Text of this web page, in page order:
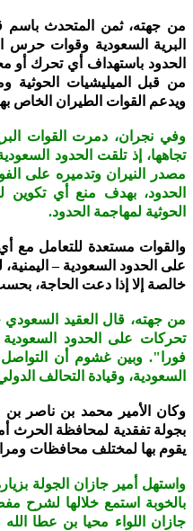
من جهته، ثمن المتحدث باسم
البرية السعودية وقوات حرس
الحدود باستهداف أي تحرك أو
من قبل الميليشيات
ويدعم القوات الطيران الخاص
وفي نجران، دمرت القوات
تجاهها، إذ تلقت الحدود
مصدر النيران وتدميره على
الحدود، بهدف منع أي تكوين
الحوثية لمهاجمة الحدود.
والقوات مستعدة للتعامل مع
على الحدود السعودية –
خالصة إلا إذا دعت الحاجة،
من جهته، قال العقيد
تحركات على الحدود
فورا". وبين غشوم أن
السعودية، وقيادة التحالف
وكان الأمير محمد بن ناصر بن
بجولة تفقدية لمحافظة الحرث
يقوم بها لمختلف محافظات
واستهل أمير جازان الجولة
بالخوبة استمع خلالها لشرح
جازان اللواء محيا بن عطا